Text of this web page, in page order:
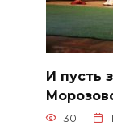
И пусть
30